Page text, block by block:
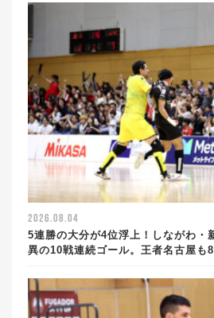
2026.08.04
5連勝の大分が4位浮上！しながわ・
異の10戦連続ゴール。王者名古屋